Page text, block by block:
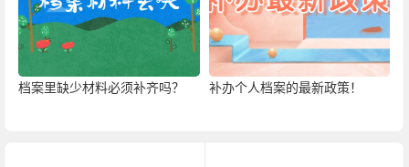
档案里缺少材料必须补齐吗？ 补办个人档案的最新政策！